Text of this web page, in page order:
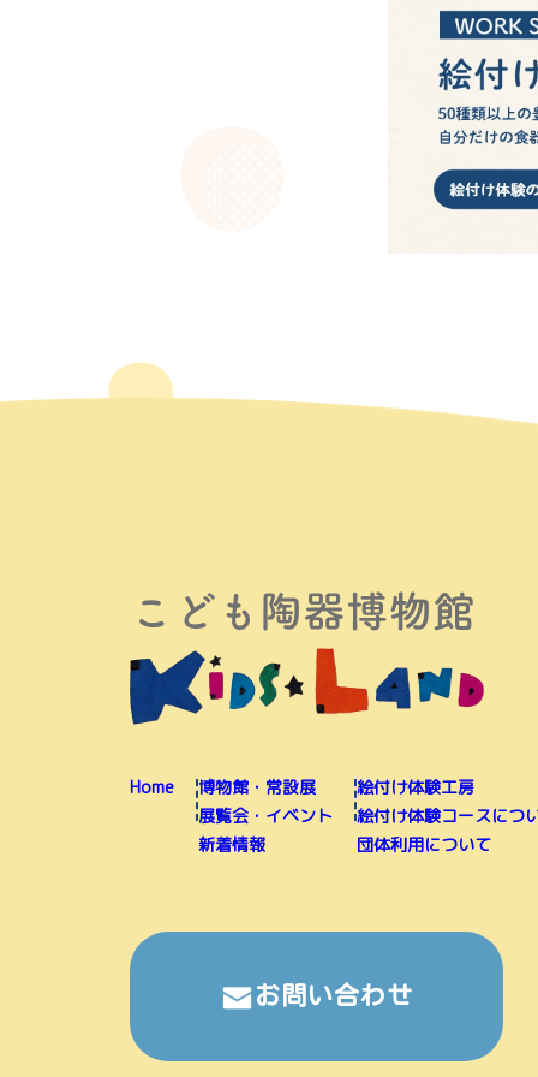
Home
博物館・常設展
展覧会・イベント
新着情報
絵付け体験工房
絵付け体験コースにつ
団体利用について
お問い合わせ